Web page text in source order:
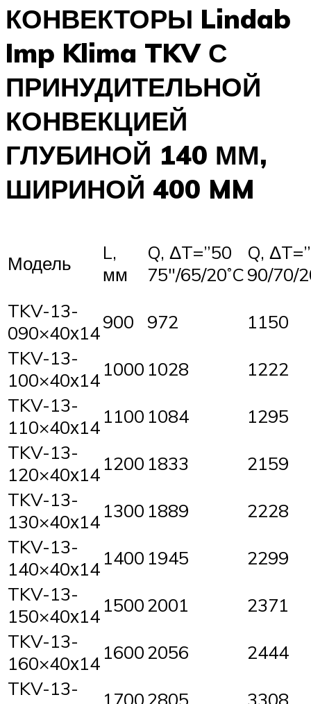
КОНВЕКТОРЫ Lindab
Imp Klima TKV С
ПРИНУДИТЕЛЬНОЙ
КОНВЕКЦИЕЙ
ГЛУБИНОЙ 140 ММ,
ШИРИНОЙ 400 MM
Модель
L,
мм
Q, ΔT=”50
75″/65/20˚C
Q,
90/70/
TKV-13-
090×40х14900 972
1150
TKV-13-
100×40х14 1000 1028
1222
TKV-13-
110×40х14 1100 1084
1295
TKV-13-
120×40х14 1200 1833
2159
TKV-13-
130×40х14 1300 1889
2228
TKV-13-
140×40х14 1400 1945
2299
TKV-13-
150×40х14 15002001
2371
TKV-13-
160×40х14 16002056
2444
TKV-13-
17002805 3308